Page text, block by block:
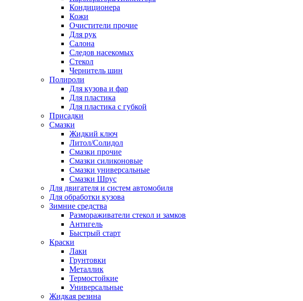
Кондиционера
Кожи
Очистители прочие
Для рук
Салона
Следов насекомых
Стекол
Чернитель шин
Полироли
Для кузова и фар
Для пластика
Для пластика с губкой
Присадки
Смазки
Жидкий ключ
Литол/Солидол
Смазки прочие
Смазки силиконовые
Смазки универсальные
Смазки Шрус
Для двигателя и систем автомобиля
Для обработки кузова
Зимние средства
Размораживатели стекол и замков
Антигель
Быстрый старт
Краски
Лаки
Грунтовки
Металлик
Термостойкие
Универсальные
Жидкая резина